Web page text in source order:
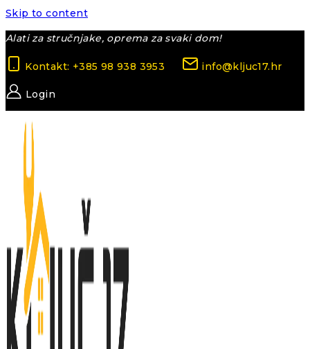
Skip to content
Alati za stručnjake, oprema za svaki dom!
Kontakt: +385 98 938 3953 info@kljuc17.hr
Login